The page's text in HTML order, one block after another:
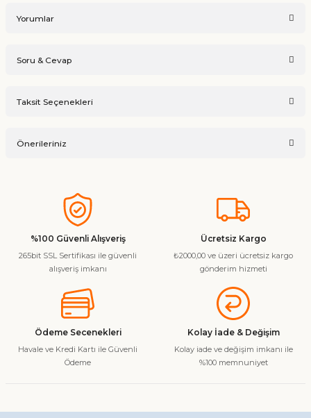
Yorumlar
Soru & Cevap
Taksit Seçenekleri
Önerileriniz
konularda yetersiz gördüğünüz noktaları öneri formunu
kullanarak tarafımıza iletebilirsiniz.
Görüş ve önerileriniz için teşekkür ederiz.
Ürün resmi kalitesiz, bozuk veya görüntülenemiyor.
Ürün bilgilerinde hatalar bulunuyor.
Ürün fiyatı diğer sitelerden daha pahalı.
%100 Güvenli Alışveriş
265bit SSL Sertifikası ile güvenli
alışveriş imkanı
Ücretsiz Kargo
₺2000,00 ve üzeri ücretsiz kargo
gönderim hizmeti
Ödeme Secenekleri
Havale ve Kredi Kartı ile Güvenli
Ödeme
Kolay İade & Değişim
Kolay iade ve değişim imkanı ile
%100 memnuniyet